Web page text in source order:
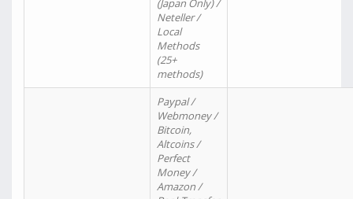
(Japan Only) /
Neteller /
Local
Methods
(25+
methods)
Paypal /
Webmoney /
Bitcoin,
Altcoins /
Perfect
Money /
Amazon /